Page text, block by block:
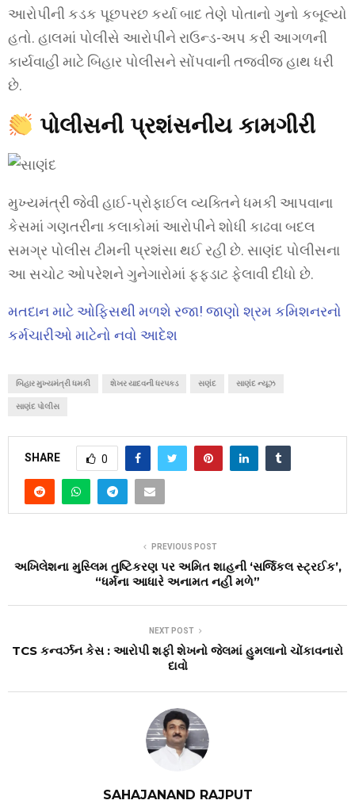
આરોપીની કડક પૂછપરછ કર્યા બાદ તેણે પોતાનો ગુનો કબૂલ્યો
હતો. હાલમાં પોલીસે આરોપીને રાઉન્ડ-અપ કરી આગળની
કાર્યવાહી માટે બિહાર પોલીસને સોંપવાની તજવીજ હાથ ધરી
છે.
પોલીસની પ્રશંસનીય કામગીરી
મુખ્યમંત્રી જેવી હાઈ-પ્રોફાઈલ વ્યક્તિને ધમકી આપવાના
કેસમાં ગણતરીના કલાકોમાં આરોપીને શોધી કાઢવા બદલ
સમગ્ર પોલીસ ટીમની પ્રશંસા થઈ રહી છે. સાણંદ પોલીસના
આ સચોટ ઓપરેશને ગુનેગારોમાં ફફડાટ ફેલાવી દીધો છે.
મતદાન માટે ઓફિસથી મળશે રજા! જાણો શ્રમ કમિશનરનો
કર્મચારીઓ માટેનો નવો આદેશ
બિહાર મુખ્યમંત્રી ધમકી શેખર યાદવની ધરપકડ સણંદ સાણંદ ન્યૂઝ
સાણંદ પોલીસ
SHARE 0
PREVIOUS POST
અખિલેશના મુસ્લિમ તુષ્ટિકરણ પર અમિત શાહની ‘સર્જિકલ સ્ટ્રઈક’,
“ધર્મના આધારે અનામત નહીં મળે”
NEXT POST
TCS કન્વર્ઝન કેસ : આરોપી શફી શેખનો જેલમાં હુમલાનો ચોંકાવનારો
દાવો
SAHAJANAND RAJPUT